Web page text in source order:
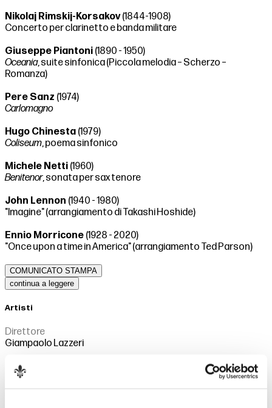
Nikolaj Rimskij-Korsakov(1844-1908)
Concerto per clarinetto e banda militare
Giuseppe Piantoni (1890 - 1950)
Oceania, suite sinfonica (Piccola melodia – Scherzo –
Romanza)
Pere Sanz (1974)
Carlomagno
Hugo Chinesta (1979)
Coliseum, poema sinfonico
Michele Netti (1960)
Benitenor, sonata per sax tenore
John Lennon (1940 - 1980)
"Imagine" (arrangiamento di Takashi Hoshide)
Ennio Morricone (1928 - 2020)
"Once upon a time in America" (arrangiamento Ted Parson)
COMUNICATO STAMPA
continua a leggere
Artisti
Direttore
Giampaolo Lazzeri
Filarmonica di Firenze “Gioachino Rossini”
Solisti
Tazio Borgognoni, Cosimo Avigliano, Ruben Marzà